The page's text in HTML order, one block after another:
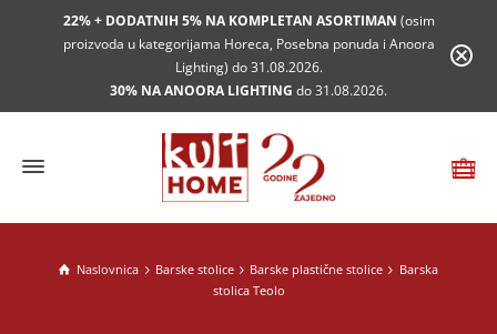
22% + DODATNIH 5% NA KOMPLETAN ASORTIMAN (osim
proizvoda u kategorijama Horeca, Posebna ponuda i Anoora
Lighting) do 31.08.2026.
30% NA ANOORA LIGHTING do 31.08.2026.
Naslovnica Barske stolice Barske plastične stolice
Barska
stolica Teolo